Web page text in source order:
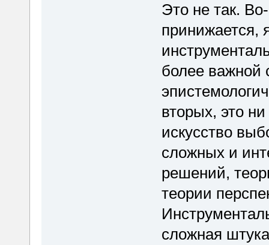
Это не так.
принижается,
более важной
вторых, это
искусство
сложных и
решений,
теории
сложная